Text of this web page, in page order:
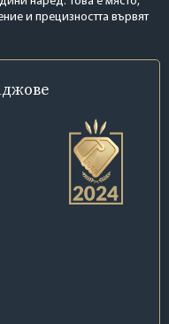
и прецизността вървят